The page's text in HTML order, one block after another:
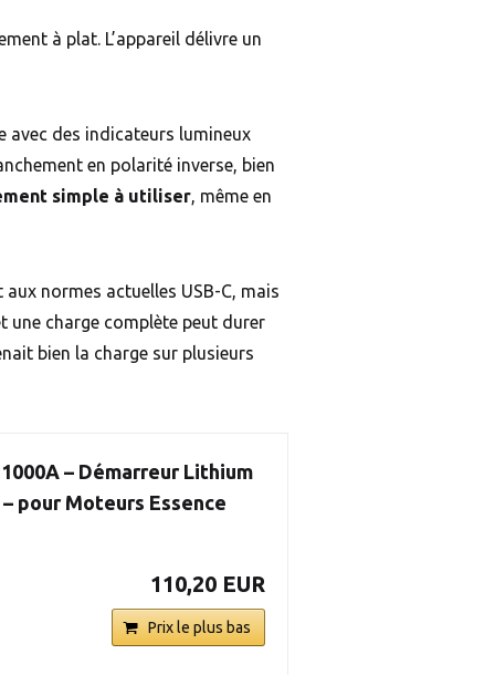
à plat. L’appareil délivre un
des indicateurs lumineux
en polarité inverse, bien
simple à utiliser, même en
normes actuelles USB-C, mais
une charge complète peut durer
bien la charge sur plusieurs
– Démarreur Lithium
pour Moteurs Essence
110,20 EUR
Prix le plus bas